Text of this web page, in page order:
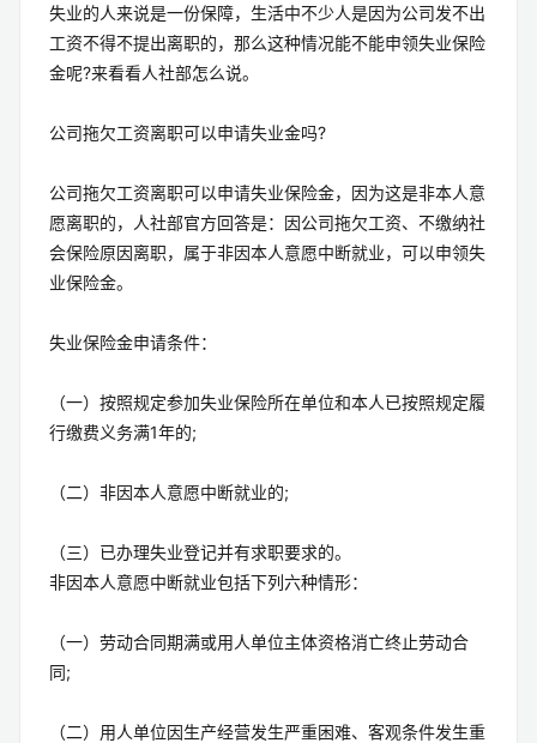
失业的人来说是一份保障，生活中不少人是因为公司发不出
工资不得不提出离职的，那么这种情况能不能申领失业保险
金呢?来看看人社部怎么说。
公司拖欠工资离职可以申请失业金吗?
公司拖欠工资离职可以申请失业保险金，因为这是非本人意
愿离职的，人社部官方回答是：因公司拖欠工资、不缴纳社
会保险原因离职，属于非因本人意愿中断就业，可以申领失
业保险金。
失业保险金申请条件：
（一）按照规定参加失业保险所在单位和本人已按照规定履
行缴费义务满1年的;
（二）非因本人意愿中断就业的;
（三）已办理失业登记并有求职要求的。
非因本人意愿中断就业包括下列六种情形：
（一）劳动合同期满或用人单位主体资格消亡终止劳动合
同;
（二）用人单位因生产经营发生严重困难、客观条件发生重